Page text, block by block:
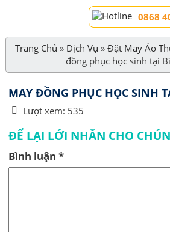
0868
Trang Chủ » Dịch Vụ »Đặt May Áo
đồng phục học sinh tại
MAY ĐỒNG PHỤC HỌC SINH
Lượt xem: 535
ĐỂ LẠI LỚI NHẮN CHO
Bình luận*